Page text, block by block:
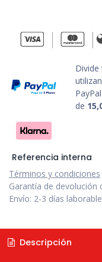
Divide
de
Referencia interna
Términos y condiciones
Garantía de devolución
Envío: 2-3 días
Descripción